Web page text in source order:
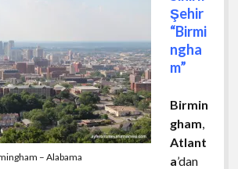
– Alabama
Şehir
“Birmi
ngha
m”
Birmin
gham,
Atlant
a’dan